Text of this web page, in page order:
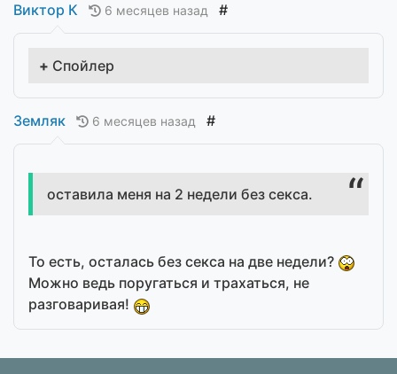
Виктор К 6 месяцев назад #
Спойлер
Земляк 6 месяцев назад #
оставила меня на 2 недели без секса.
То есть, осталась без секса на две недели?
Можно ведь поругаться и трахаться, не
разговаривая!